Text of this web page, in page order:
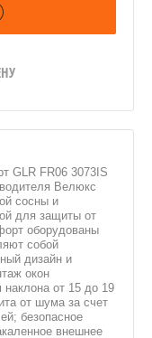
GLR FR06 3073IS
Велюкс
сосны и
для защиты от
оборудованы
собой
дизайн и
окон
наклона от 15 до 19
от шума за счет
безопасное
внешнее